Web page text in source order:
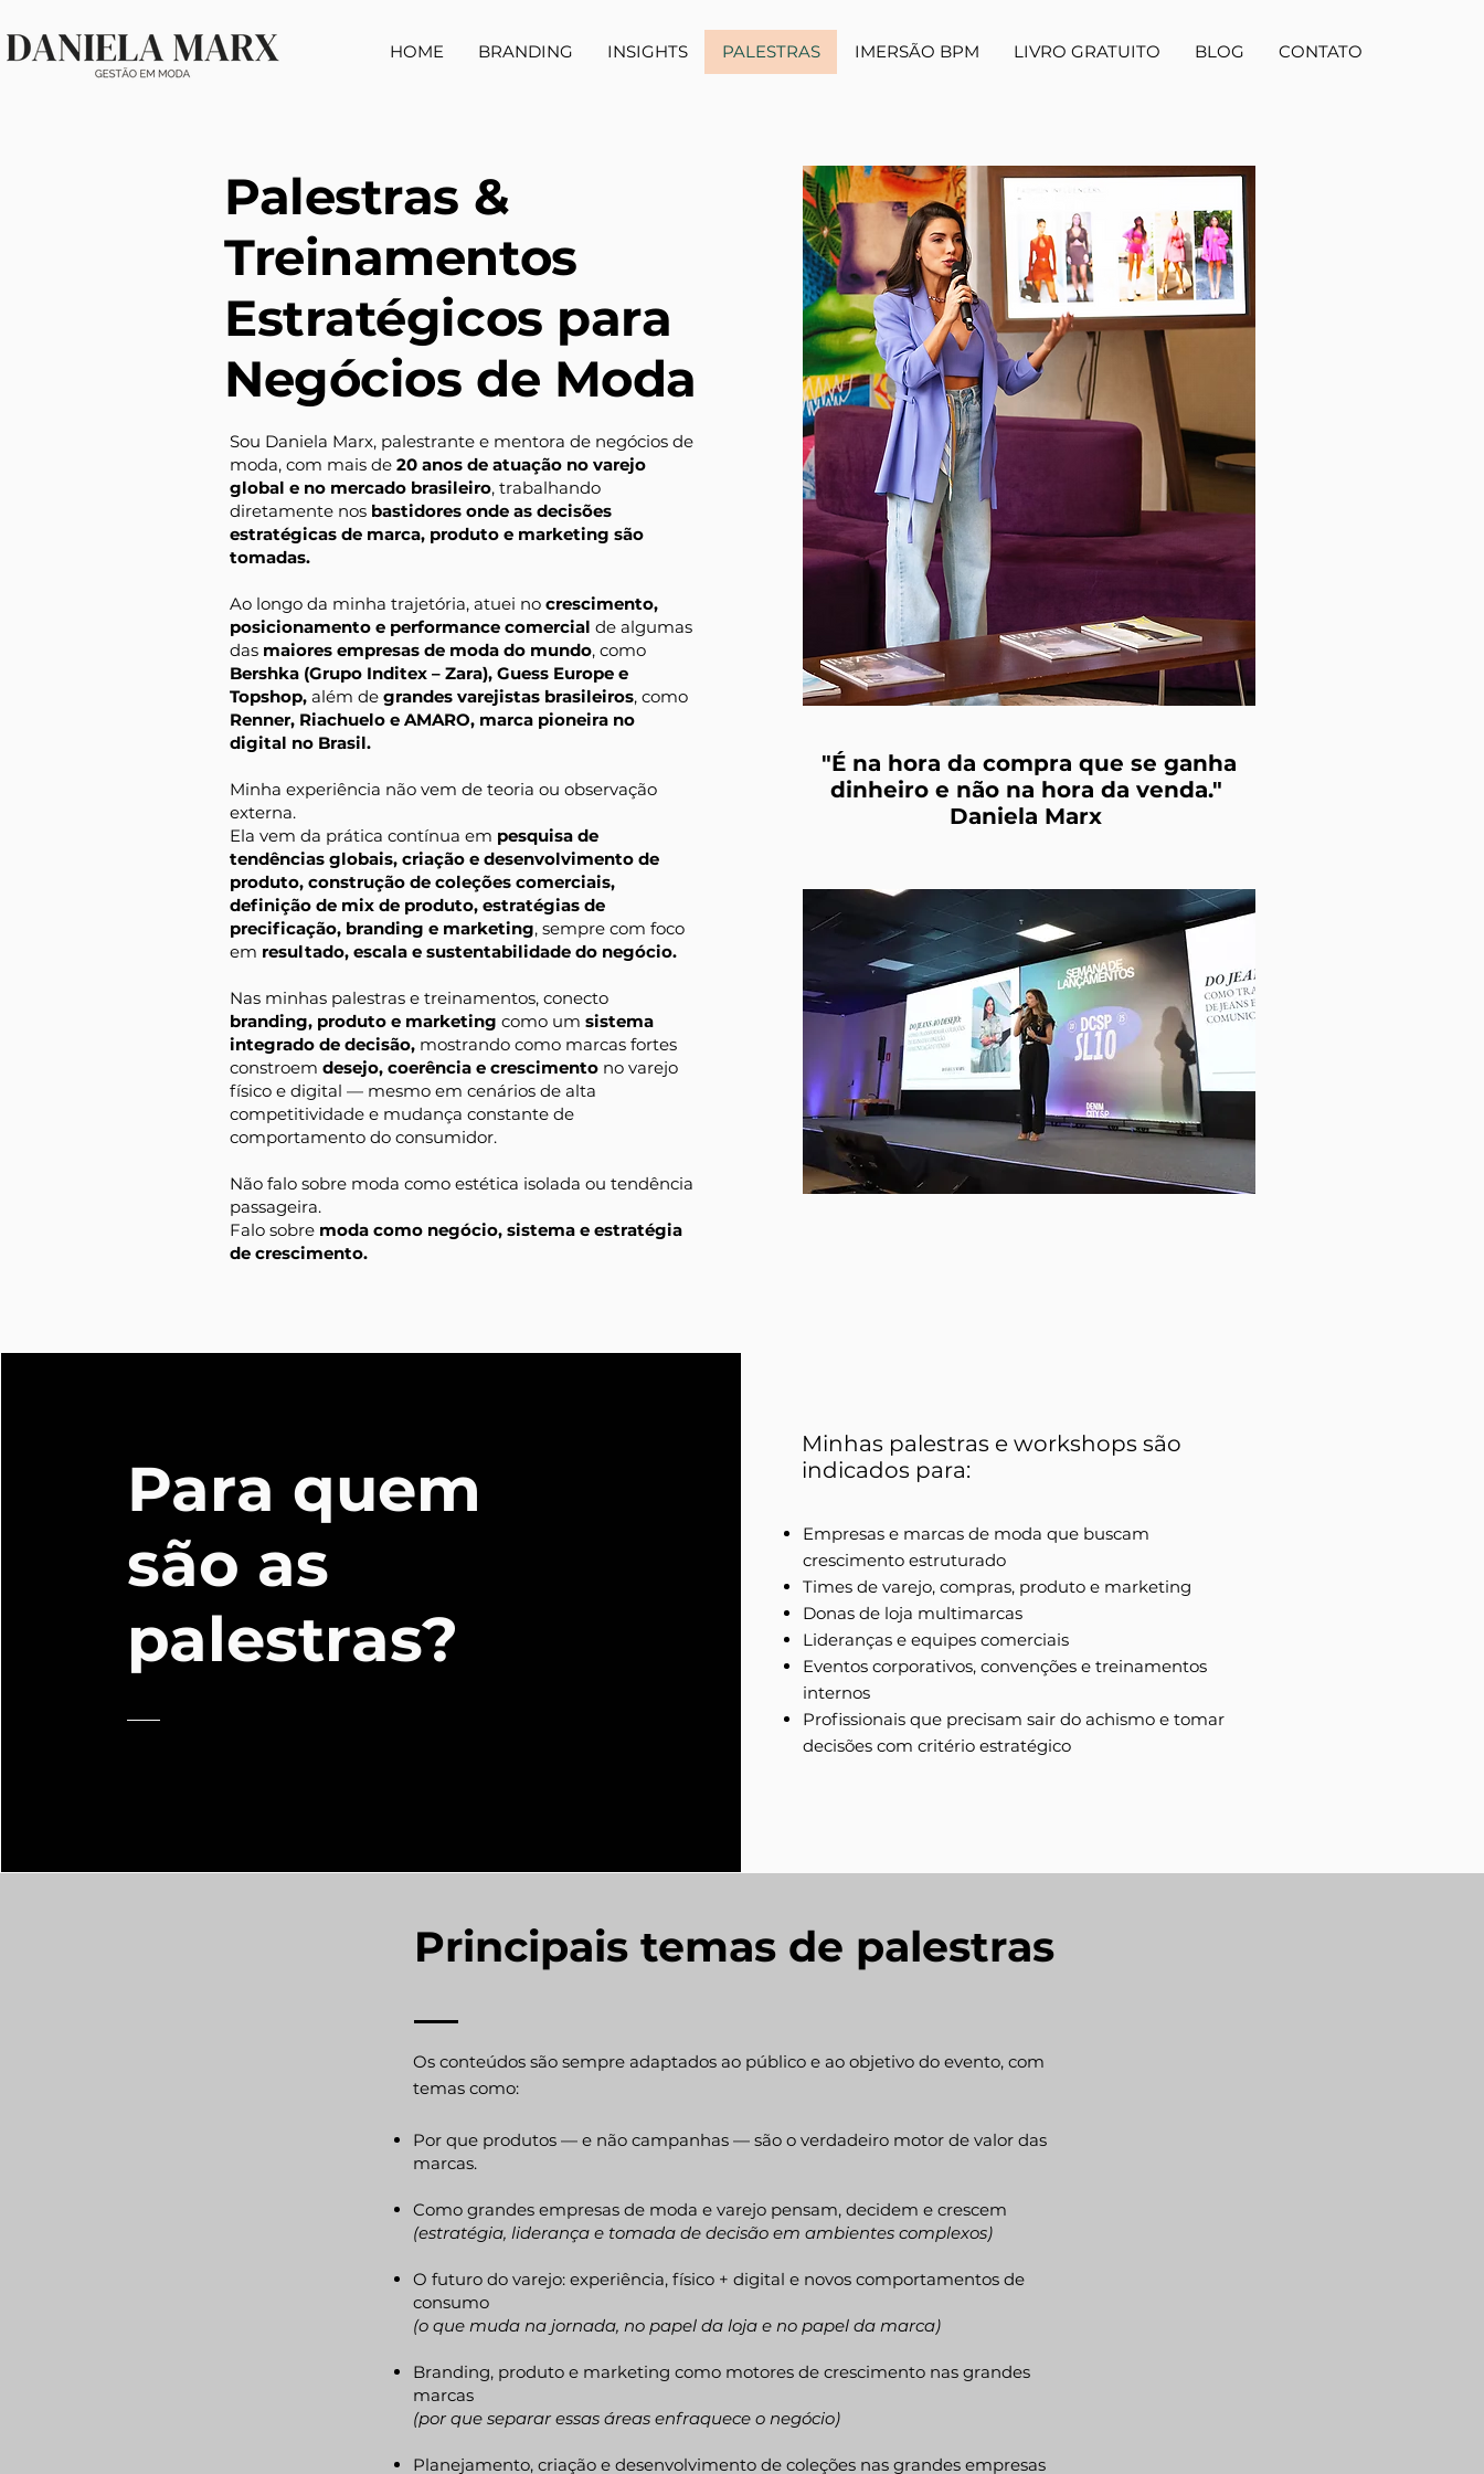
HOME BRANDING INSIGHTS PALESTRAS IMERSÃO BPM LIVRO GRATUITO BLOG CONTATO
Palestras &
Treinamentos
Estratégicos para
Negócios de Moda
Sou Daniela Marx, palestrante e mentora de negócios de
moda, com mais de 20 anos de atuação no varejo
global e no mercado brasileiro, trabalhando
diretamente nos bastidores onde as decisões
estratégicas de marca, produto e marketing são
tomadas.
Ao longo da minha trajetória, atuei no crescimento,
posicionamento e performance comercial de algumas
das maiores empresas de moda do mundo, como
Bershka (Grupo Inditex – Zara), Guess Europe e
Topshop, além de grandes varejistas brasileiros, como
Renner, Riachuelo e AMARO, marca pioneira no
digital no Brasil.
Minha experiência não vem de teoria ou observação
externa.
Ela vem da prática contínua em pesquisa de
tendências globais, criação e desenvolvimento de
produto, construção de coleções comerciais,
definição de mix de produto, estratégias de
precificação, branding e marketing, sempre com foco
em resultado, escala e sustentabilidade do negócio.
Nas minhas palestras e treinamentos, conecto
branding, produto e marketing como um sistema
integrado de decisão, mostrando como marcas fortes
constroem desejo, coerência e crescimento no varejo
físico e digital — mesmo em cenários de alta
competitividade e mudança constante de
comportamento do consumidor.
Não falo sobre moda como estética isolada ou tendência
passageira.
Falo sobre moda como negócio, sistema e estratégia
de crescimento.
"É na hora da compra que se ganha
dinheiro e não na hora da venda."
Daniela Marx
Para quem
são as
palestras?
Minhas palestras e workshops são
indicados para:
Empresas e marcas de moda que buscam
crescimento estruturado
Times de varejo, compras, produto e marketing
Donas de loja multimarcas
Lideranças e equipes comerciais
Eventos corporativos, convenções e treinamentos
internos
Profissionais que precisam sair do achismo e tomar
decisões com critério estratégico
Principais temas de palestras
Os conteúdos são sempre adaptados ao público e ao objetivo do evento, com
temas como:
Por que produtos — e não campanhas — são o verdadeiro motor de valor das
marcas.
Como grandes empresas de moda e varejo pensam, decidem e crescem
(estratégia, liderança e tomada de decisão em ambientes complexos)
O futuro do varejo: experiência, físico + digital e novos comportamentos de
consumo
(o que muda na jornada, no papel da loja e no papel da marca)
Branding, produto e marketing como motores de crescimento nas grandes
marcas
(por que separar essas áreas enfraquece o negócio)
Planejamento, criação e desenvolvimento de coleções nas grandes empresas